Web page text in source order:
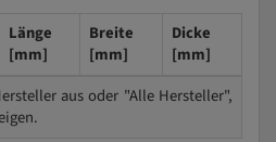
Länge
[mm]
Breite
[mm]
Dicke
[mm]
aus oder "Alle Hersteller",